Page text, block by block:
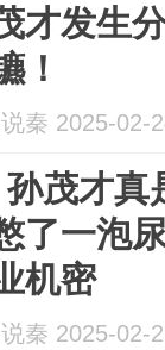
才发生
！
秦 2025-02-
孙茂才真
了一泡
机密
秦 2025-02-